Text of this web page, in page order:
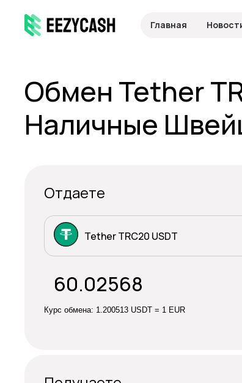
Главная
Обмен Tether
Наличные
Отдаете
Tether TRC20 USDT
Курс обмена: 1.200513 USDT = 1 EUR